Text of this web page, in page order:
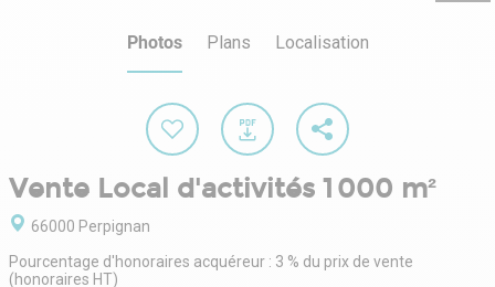
Photos Plans Localisation
Vente Local d'activités 1 000 m²
66000 Perpignan
Pourcentage d'honoraires acquéreur : 3 % du prix de vente
(honoraires HT)